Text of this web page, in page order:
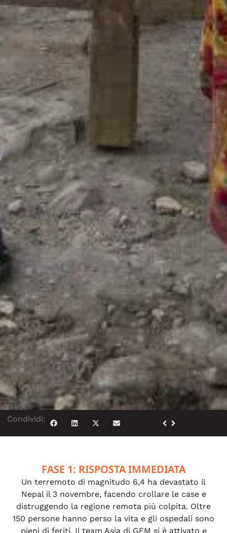
Condividi:
FASE 1: RISPOSTA IMMEDIATA
Un terremoto di magnitudo 6,4 ha devastato il
Nepal il 3 novembre, facendo crollare le case e
distruggendo la regione remota più colpita. Oltre
150 persone hanno perso la vita e gli ospedali sono
pieni di feriti. Il team Asia di GEM si è attivato e